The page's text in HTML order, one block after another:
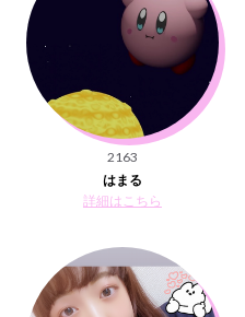
2163
はまる
詳細はこちら